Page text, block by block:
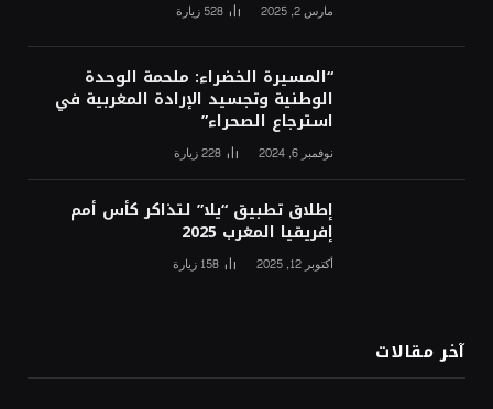
مارس 2, 2025 528 زيارة
“المسيرة الخضراء: ملحمة الوحدة
الوطنية وتجسيد الإرادة المغربية في
استرجاع الصحراء”
نوفمبر 6, 2024 228زيارة
إطلاق تطبيق “يلا” لتذاكر كأس أمم
إفريقيا المغرب 2025
أكتوبر 12, 2025 158 زيارة
آخر مقالات